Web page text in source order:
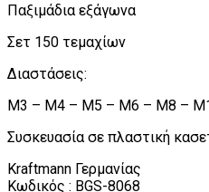
Παξιμάδια εξάγωνα
Σετ 150 τεμαχίων
Διαστάσεις:
M3 – M4 – M5 – M6 – M8 –
Συσκευασία σε πλαστική
Kraftmann Γερμανίας
Κωδικός : BGS-8068